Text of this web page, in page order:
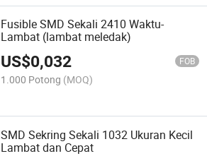
Fusible SMD Sekali 2410 Waktu-
Lambat (lambat meledak)
US$0,032 FOB
1.000 Potong (MOQ)
SMD Sekring Sekali 1032 Ukuran Kecil
Lambat dan Cepat